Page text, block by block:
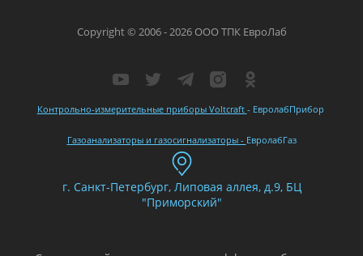
Контрольно-измерительные приборы Voltcraft - ЕвролабПрибор
Газоанализаторы и газосигнализаторы - ЕвролабГаз
г. Санкт-Петербург, Липовая аллея, д.9, БЦ
"Приморский"
Copyright © 2006 - 2026 ООО ТПК ЕвроЛаб